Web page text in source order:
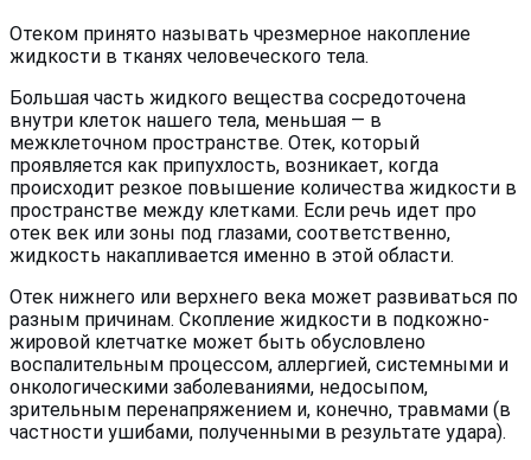
Отеком принято называть чрезмерное накопление
жидкости в тканях человеческого тела.
Большая часть жидкого вещества сосредоточена
внутри клеток нашего тела, меньшая — в
межклеточном пространстве. Отек, который
проявляется как припухлость, возникает, когда
происходит резкое повышение количества жидкости в
пространстве между клетками. Если речь идет про
отек век или зоны под глазами, соответственно,
жидкость накапливается именно в этой области.
Отек нижнего или верхнего века может развиваться по
разным причинам. Скопление жидкости в подкожно-
жировой клетчатке может быть обусловлено
воспалительным процессом, аллергией, системными и
онкологическими заболеваниями, недосыпом,
зрительным перенапряжением и, конечно, травмами (в
частности ушибами, полученными в результате удара).